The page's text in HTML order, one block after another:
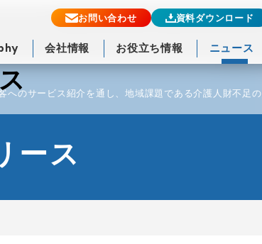
会社情報 お役立ち情報 ニュース
お問い合わせ 資料ダウンロード
のサービス紹介を通し、地域課題である介護人財不足
ース